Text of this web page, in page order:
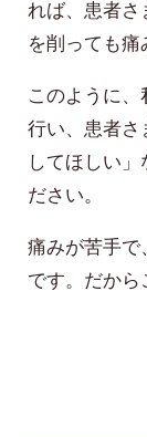
れば、患者
を削っても痛
このように
行い、患者さ
してほしい
ださい。
痛みが苦手で
です。だから